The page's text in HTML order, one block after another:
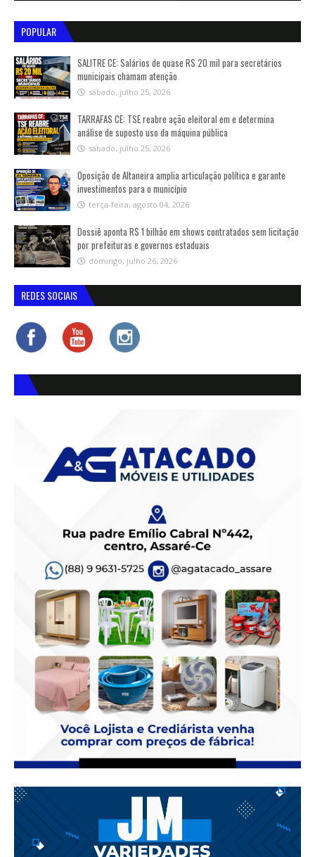
POPULAR
SALITRE CE: Salários de quase R$ 20 mil para secretários
municipais chamam atenção
sábado, julho 25, 2026
TARRAFAS CE: TSE reabre ação eleitoral em e determina
análise de suposto uso da máquina pública
sábado, julho 25, 2026
Oposição de Altaneira amplia articulação política e garante
investimentos para o município
terça-feira, agosto 04, 2026
Dossiê aponta R$ 1 bilhão em shows contratados sem licitação
por prefeituras e governos estaduais
domingo, julho 26, 2026
REDES SOCIAIS